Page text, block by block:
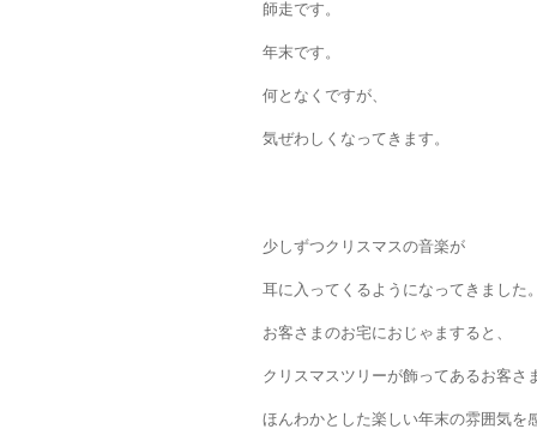
師走です。
年末です。
何となくですが、
気ぜわしくなってきます。
少しずつクリスマスの音楽が
耳に入ってくるようになってきました。
お客さまのお宅におじゃますると、
クリスマスツリーが飾ってあるお客さ
ほんわかとした楽しい年末の雰囲気を